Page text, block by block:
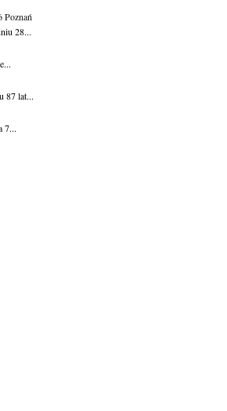
Poznań
28...
87 lat...
7...